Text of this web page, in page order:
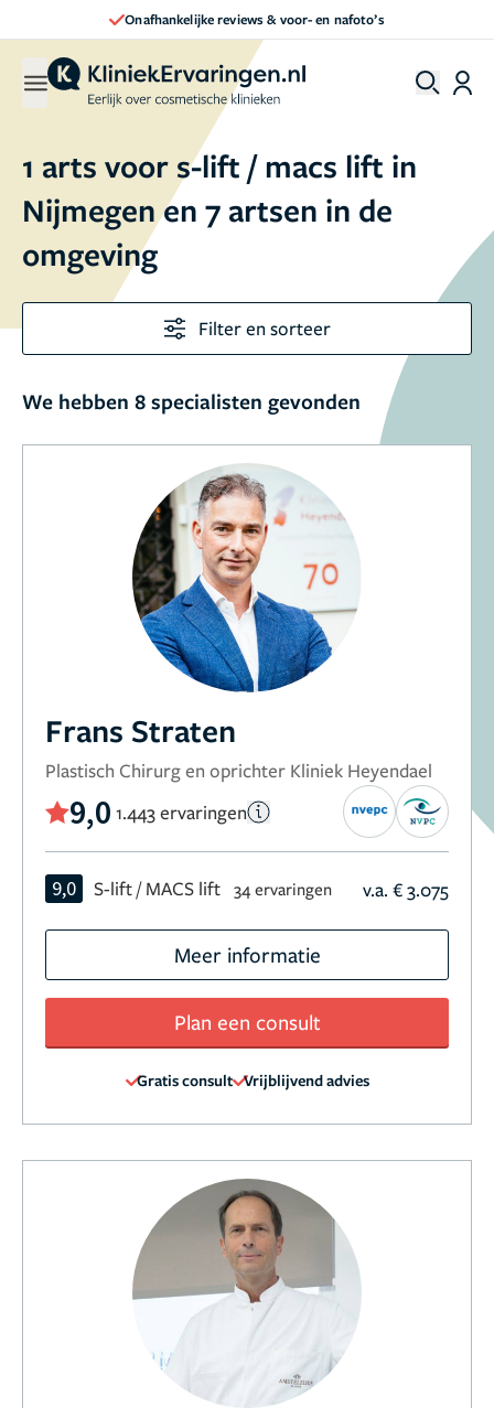
Onafhankelijke reviews & voor- en nafoto’s
1 arts voor s-lift / macs lift in
Nijmegen en 7 artsen in de
omgeving
Filter en sorteer
We hebben 8 specialisten gevonden
Frans Straten
Plastisch Chirurg en oprichter Kliniek Heyendael
9,0 1.443 ervaringen
9,0 S-lift / MACS lift 34 ervaringen v.a. € 3.075
Meer informatie
Plan een consult
Gratis consult Vrijblijvend advies